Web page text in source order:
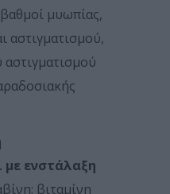
μυωπίας,
αστιγματισμού,
με ενστάλαξη
βιταμίνη